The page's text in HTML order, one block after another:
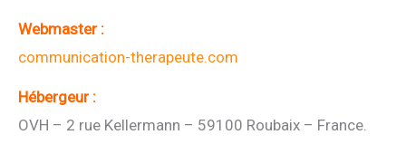
Webmaster :
communication-therapeute.com
Hébergeur :
OVH – 2 rue Kellermann – 59100 Roubaix – France.